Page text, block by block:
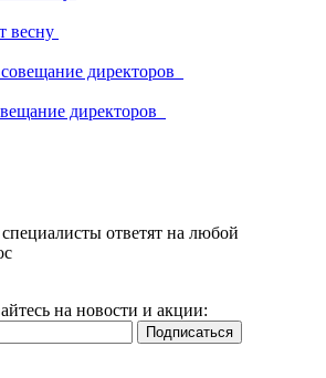
весну
директоров
ответят на любой
на новости и акции: